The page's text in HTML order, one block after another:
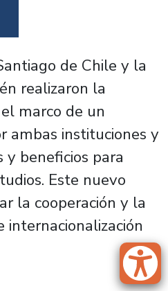
de Chile y la
realizaron la
marco de un
ambas instituciones y
y beneficios para
Este nuevo
la cooperación y la
internacionalización